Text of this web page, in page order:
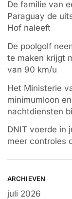
De familie van
Paraguay de
Hof naleeft
De poolgolf
te maken krijgt
van 90 km/u
Het Ministerie
minimumloon
nachtdiensten
DNIT voerde in
meer controles
ARCHIEVEN
juli 2026